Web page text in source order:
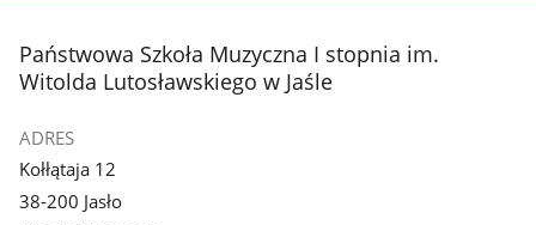
galerii.
galerii.
stopka
Państwowa Szkoła Muzyczna I stopnia im.
Witolda Lutosławskiego w Jaśle
ADRES
Kołłątaja 12
38-200 Jasło